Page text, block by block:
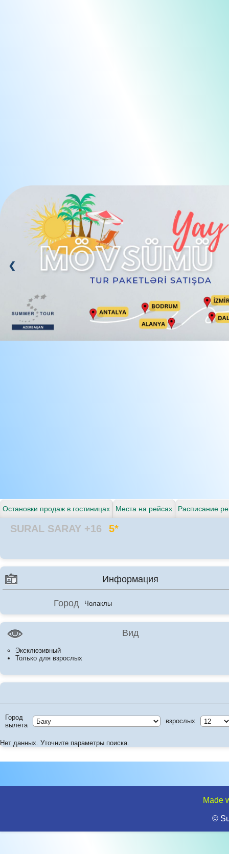
Остановки продаж в гостиницах Места на рейсах Расписание
SURAL SARAY +16 5*
Информация
Город Чолаклы
Вид
Эксклюзивный
Только для взрослых
Город
вылета
взрослых
Нет данных. Уточните параметры поиска.
Made
©